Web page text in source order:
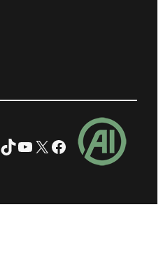
TikTok
YouTube
X Facebook